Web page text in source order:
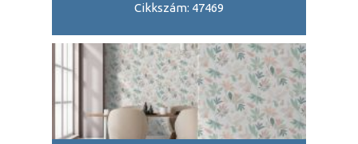
Cikkszám: 47469